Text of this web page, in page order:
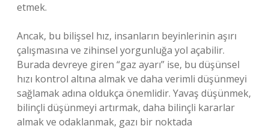
etmek.
Ancak, bu bilişsel hız, insanların beyinlerinin aşırı
çalışmasına ve zihinsel yorgunluğa yol açabilir.
Burada devreye giren “gaz ayarı” ise, bu düşünsel
hızı kontrol altına almak ve daha verimli düşünmeyi
sağlamak adına oldukça önemlidir. Yavaş düşünmek,
bilinçli düşünmeyi artırmak, daha bilinçli kararlar
almak ve odaklanmak, gazı bir noktada